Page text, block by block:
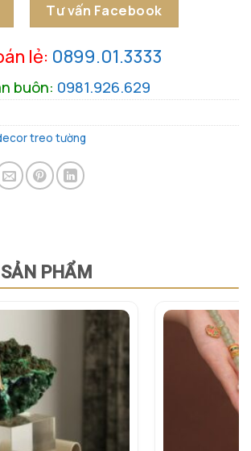
Tư vấn Facebook
lẻ: 0899.01.3333
buôn: 0981.926.629
treo tường
PHẨM